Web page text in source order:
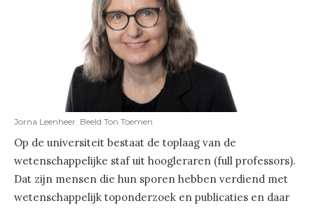
Jorna Leenheer. Beeld Ton Toemen
Op de universiteit bestaat de toplaag van de
wetenschappelijke staf uit hoogleraren (full professors).
Dat zijn mensen die hun sporen hebben verdiend met
wetenschappelijk toponderzoek en publicaties en daar